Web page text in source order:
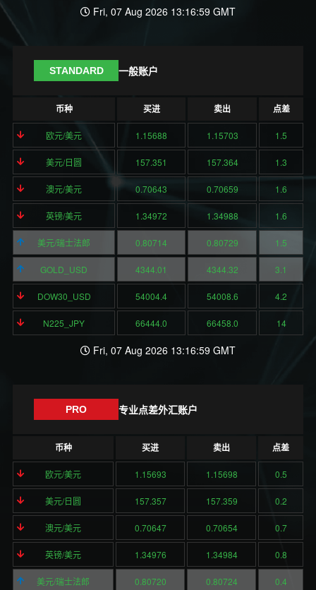
Fri, 07 Aug 2026 13:16:59 GMT
STANDARD 一般账户
币种 买进 卖出 点差
欧元/美元 1.15688 1.15703 1.5
美元/日圆 157.351 157.364 1.3
澳元/美元 0.70643 0.70659 1.6
英镑/美元 1.34972 1.34988 1.6
美元/瑞士法郎 0.80714 0.80729 1.5
GOLD_USD 4344.01 4344.32 3.1
DOW30_USD 54004.4 54008.6 4.2
N225_JPY 66444.0 66458.0 14
Fri, 07 Aug 2026 13:16:59 GMT
PRO 专业点差外汇账户
币种 买进 卖出 点差
欧元/美元 1.15693 1.15698 0.5
美元/日圆 157.357 157.359 0.2
澳元/美元 0.70647 0.70654 0.7
英镑/美元 1.34976 1.34984 0.8
美元/瑞士法郎 0.80720 0.80724 0.4